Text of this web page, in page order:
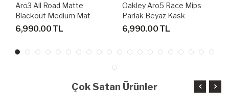
Aro3 All Road Matte
Blackout Medium Mat
Siyah Unisex Bisiklet Kaskı
6,990.00 TL
Oakley Aro5 Race Mips
Parlak Beyaz Kask
6,990.00 TL
Çok Satan Ürünler